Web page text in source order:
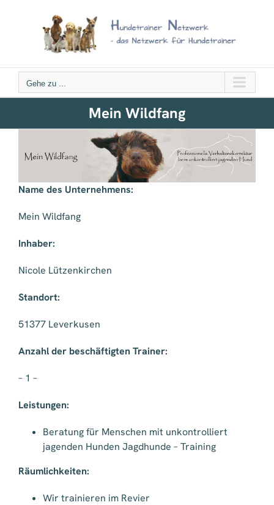
Gehe zu ...
Mein Wildfang
Name des Unternehmens:
Mein Wildfang
Inhaber:
Nicole Lützenkirchen
Standort:
51377 Leverkusen
Anzahl der beschäftigten Trainer:
– 1 –
Leistungen:
Beratung für Menschen mit unkontrolliert
jagenden Hunden Jagdhunde – Training
Räumlichkeiten:
Wir trainieren im Revier